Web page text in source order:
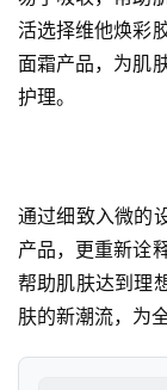
察
新
科
投
融
资
人
工
活选择维他焕彩
面霜产品，为肌
护理。
通过细致入微的
产品，更重新诠
帮助肌肤达到理
肤的新潮流，为